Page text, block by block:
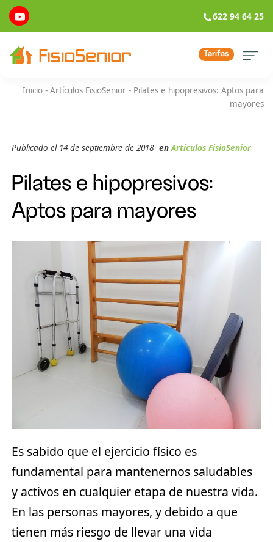
622 94 64 25
Tarifas
Inicio - Artículos FisioSenior - Pilates e hipopresivos: Aptos para
mayores
Publicado el 14 de septiembre de 2018 enArtículos FisioSenior
Pilates e hipopresivos:
Aptos para mayores
Es sabido que el ejercicio físico es
fundamental para mantenernos saludables
y activos en cualquier etapa de nuestra vida.
En las personas mayores, y debido a que
tienen más riesgo de llevar una vida